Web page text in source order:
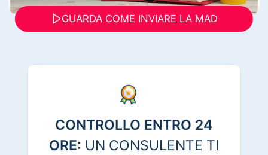
GUARDA COME INVIARE LA MAD
CONTROLLO ENTRO 24
ORE: UN CONSULENTE TI